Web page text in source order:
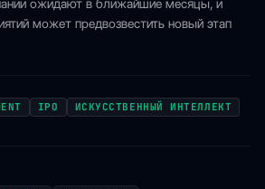
ожидают в ближайшие месяцы, и
может предвозвестить новый этап
IPO ИСКУССТВЕННЫЙ ИНТЕЛЛЕКТ